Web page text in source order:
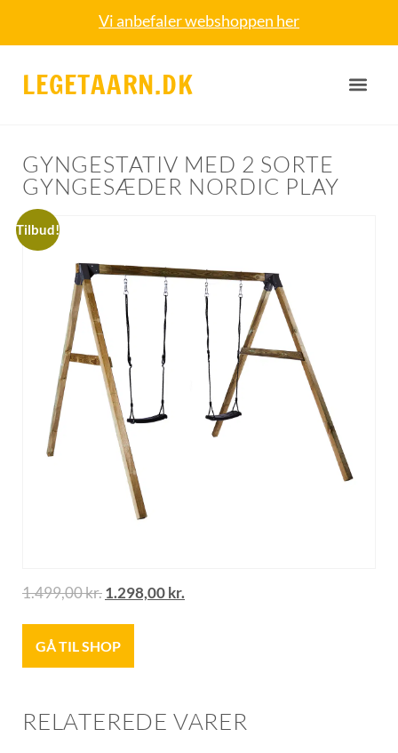
Vi anbefaler webshoppen her
LEGETAARN.DK
GYNGESTATIV MED 2 SORTE
GYNGESÆDER NORDIC PLAY
Tilbud!
1.499,00kr.1.298,00kr.
GÅ TIL SHOP
RELATEREDE VARER